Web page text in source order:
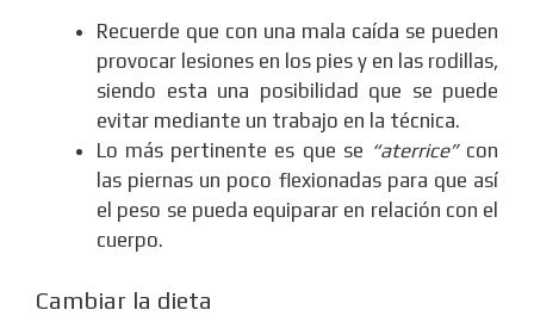
Recuerde que con una mala caída se pueden
provocar lesiones en los pies y en las rodillas,
siendo esta una posibilidad que se puede
evitar mediante un trabajo en la técnica.
Lo más pertinente es que se “aterrice”con
las piernas un poco flexionadas para que así
el peso se pueda equiparar en relación con el
cuerpo.
Cambiar la dieta